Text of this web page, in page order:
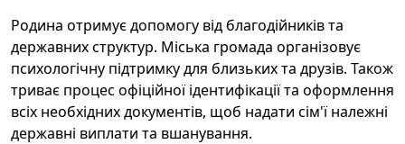
Родина отримує допомогу від благодійників та
державних структур. Міська громада організовує
психологічну підтримку для близьких та друзів. Також
триває процес офіційної ідентифікації та оформлення
всіх необхідних документів, щоб надати сім'ї належні
державні виплати та вшанування.